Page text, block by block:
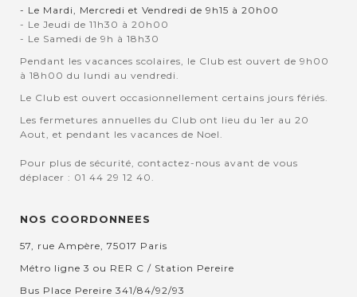
- Le Mardi, Mercredi et Vendredi de 9h15 à 20h00
- Le Jeudi de 11h30 à 20h00
- Le Samedi de 9h à 18h30
Pendant les vacances scolaires, le Club est ouvert de 9h00
à 18h00 du lundi au vendredi.
Le Club est ouvert occasionnellement certains jours fériés.
Les fermetures annuelles du Club ont lieu du 1er au 20
Aout, et pendant les vacances de Noel.
Pour plus de sécurité, contactez-nous avant de vous
déplacer : 01 44 29 12 40.
NOS COORDONNEES
57, rue Ampère, 75017 Paris
Métro ligne 3 ou RER C / Station Pereire
Bus Place Pereire 341/84/92/93